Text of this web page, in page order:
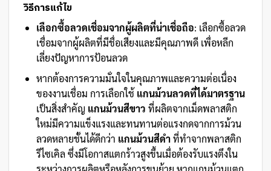
วิธีการแก้ไข
เลือกซื้อลวดเชื่อมจากผู้ผลิตที่น่าเชื่อถือ: เลือกซื้อลวด
เชื่อมจากผู้ผลิตที่มีชื่อเสียงและมีคุณภาพดี เพื่อหลีก
เลี่ยงปัญหาการป้อนลวด
หากต้องการความมั่นใจในคุณภาพและความต่อเนื่อง
ของงานเชื่อม การเลือกใช้ แกนม้วนลวดที่ได้มาตรฐาน
เป็นสิ่งสำคัญ แกนม้วนสีขาว ที่ผลิตจากเม็ดพลาสติก
ใหม่มีความแข็งแรงและทนทานต่อแรงกดจากการม้วน
ลวดหลายชั้นได้ดีกว่า แกนม้วนสีดำที่ทำจากพลาสติก
รีไซเคิล ซึ่งมีโอกาสแตกร้าวสูงขึ้นเมื่อต้องรับแรงตึงใน